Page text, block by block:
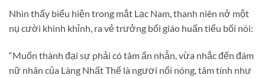
Nhìn thấy biểu hiện trong mắt Lạc Nam, thanh niên nở một
nụ cười khinh khỉnh, ra vẻ trưởng bối giáo huấn tiểu bối nói:
“Muốn thành đại sự phải có tâm ẩn nhẫn, vừa nhắc đến đám
nữ nhân của Làng Nhất Thế là ngươi nổi nóng, tâm tính như